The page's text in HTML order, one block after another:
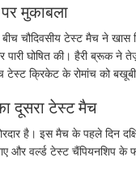
मुकाबला
चौदिवसीय टेस्ट मैच ने
पारी घोषित की। हैरी ब्रूक
टेस्ट क्रिकेट के रोमांच को
दूसरा टेस्ट मैच
है। इस मैच के पहले दिन
और वर्ल्ड टेस्ट चैंपियनशिप